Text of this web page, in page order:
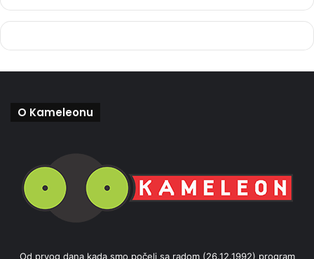
O Kameleonu
Od prvog dana kada smo počeli sa radom (26.12.1992) program